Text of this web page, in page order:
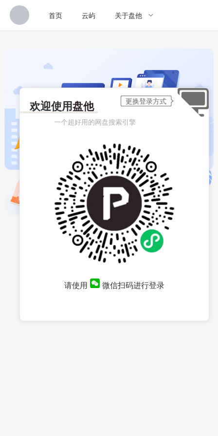
首页 云屿 关于盘他
欢迎使用盘他
一个超好用的网盘搜索引擎
请使用 微信扫码进行登录